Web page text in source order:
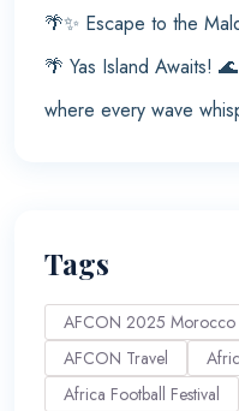
🌴✨ Escape to the
🌴 Yas Island Awaits! 🌊
where every wave
Tags
AFCON 2025 Morocco
AFCON Travel
Africa Football Festival